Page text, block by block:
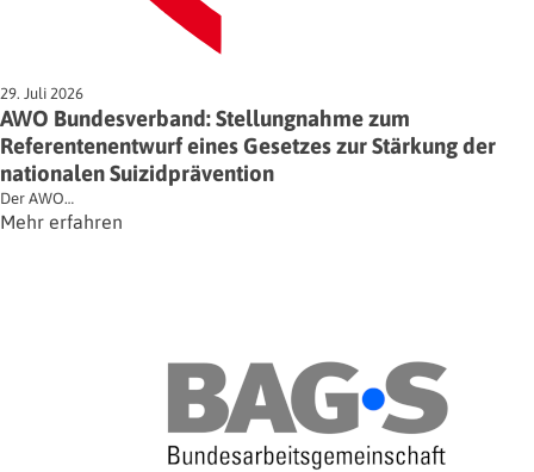
29. Juli 2026
AWO Bundesverband: Stellungnahme zum
Referentenentwurf eines Gesetzes zur Stärkung der
nationalen Suizidprävention
Der AWO…
Mehr erfahren